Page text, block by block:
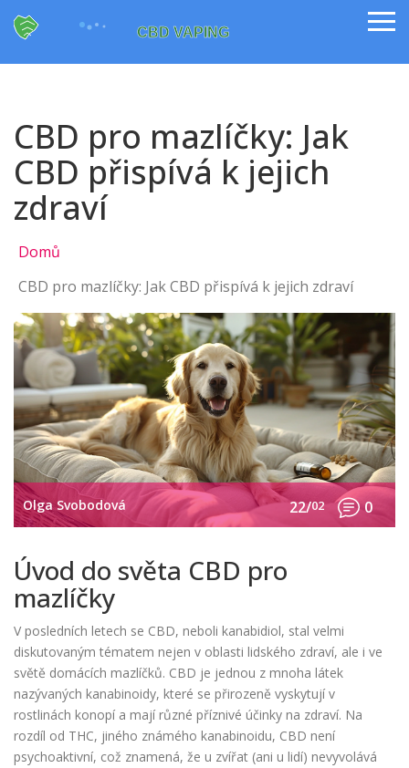
CBD pro mazlíčky: Jak
CBD přispívá k jejich
zdraví
Domů
CBD pro mazlíčky: Jak CBD přispívá k jejich zdraví
Olga Svobodová 22/02 0
Úvod do světa CBD pro
mazlíčky
V posledních letech se CBD, neboli kanabidiol, stal velmi
diskutovaným tématem nejen v oblasti lidského zdraví, ale i ve
světě domácích mazlíčků. CBD je jednou z mnoha látek
nazývaných kanabinoidy, které se přirozeně vyskytují v
rostlinách konopí a mají různé příznivé účinky na zdraví. Na
rozdíl od THC, jiného známého kanabinoidu, CBD není
psychoaktivní, což znamená, že u zvířat (ani u lidí) nevyvolává